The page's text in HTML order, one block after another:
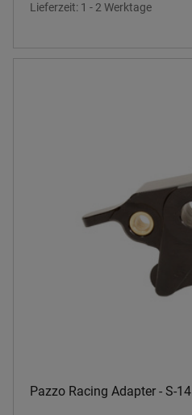
Lieferzeit: 1 - 2 Werktage
Pazzo Racing Adapter - S-14